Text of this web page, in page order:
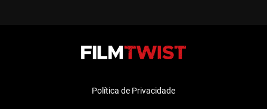
Política de Privacidade